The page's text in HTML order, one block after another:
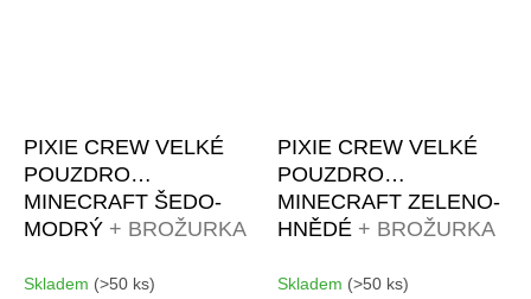
PIXIE CREW VELKÉ
POUZDRO
MINECRAFT ŠEDO-
MODRÝ + BROŽURKA
NÁPADŮ + 50
Skladem (>50 ks)
PIXIE CREW VELKÉ
POUZDRO
MINECRAFT ZELENO-
HNĚDÉ + BROŽURKA
NÁPADŮ + 50
Skladem (>50 ks)